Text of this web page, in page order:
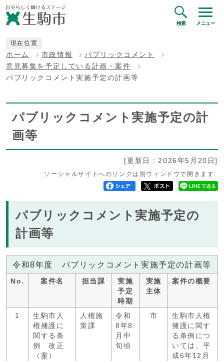
検索 メニュー
現在位置
ホーム 市政情報
パブリックコメント
意見募集を予定している計画・案件
パブリックコメント実施予定の計画等
パブリックコメント実施予定の計
画等
[更新日：2026年5月20日]
ソーシャルサイトへのリンクは別ウィンドウで開きます
パブリックコメント実施予定の
計画等
令和8年度 パブリックコメント実施予定の計画等
No. 案件名 担当課
実施
予定
時期
実施
主体
案件の概要
1
生駒市人
権擁護に
関する条
例 改正
（案）
人権施
策課
令和
8年8
月中
旬頃
市
生駒市人権
擁護に関す
る条例につ
いては、平
成6年12月